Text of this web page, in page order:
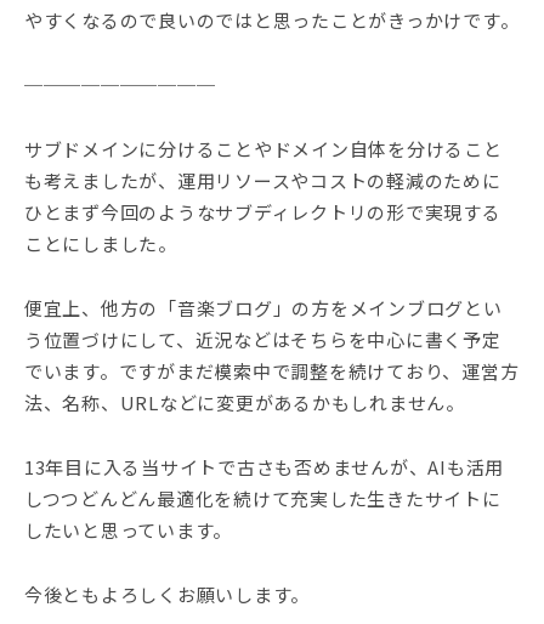
やすくなるので良いのではと思ったことがきっかけです。
──────────
サブドメインに分けることやドメイン自体を分けること
も考えましたが、運用リソースやコストの軽減のために
ひとまず今回のようなサブディレクトリの形で実現する
ことにしました。
便宜上、他方の「音楽ブログ」の方をメインブログとい
う位置づけにして、近況などはそちらを中心に書く予定
でいます。ですがまだ模索中で調整を続けており、運営方
法、名称、URLなどに変更があるかもしれません。
13年目に入る当サイトで古さも否めませんが、AIも活用
しつつどんどん最適化を続けて充実した生きたサイトに
したいと思っています。
今後ともよろしくお願いします。